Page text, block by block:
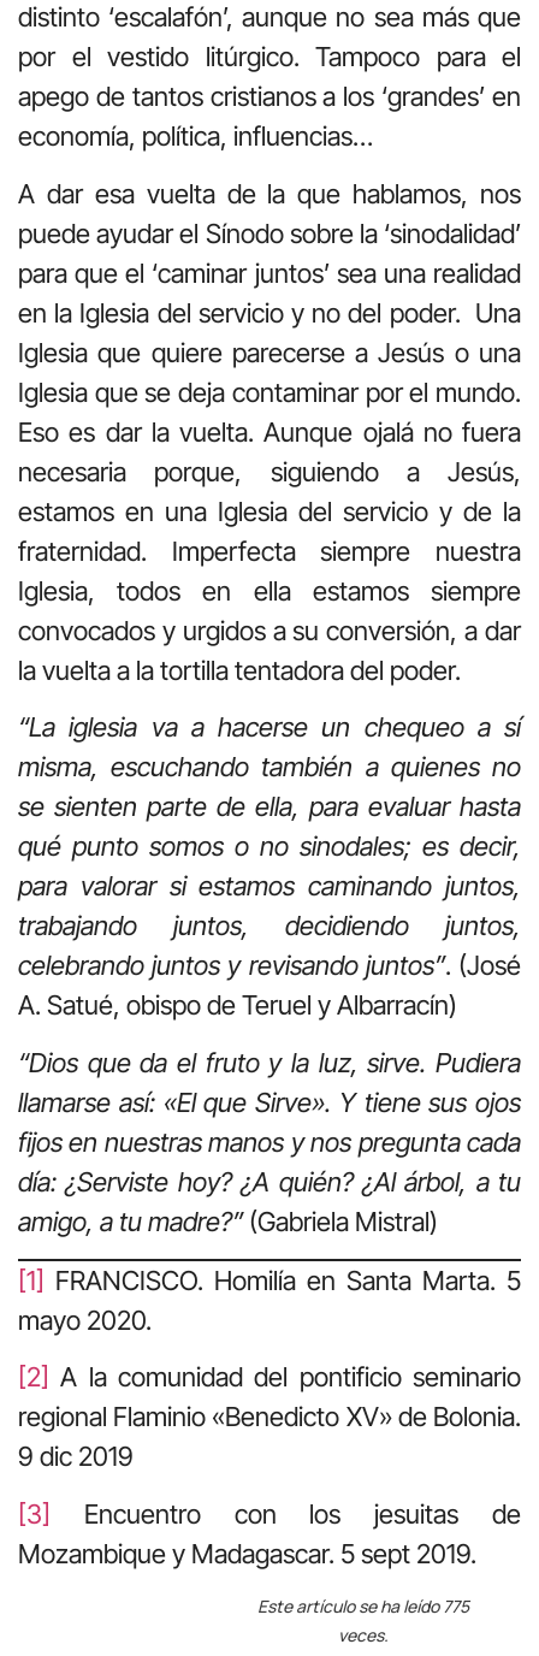
distinto ‘escalafón’, aunque no sea más que
por el vestido litúrgico. Tampoco para el
apego de tantos cristianos a los ‘grandes’ en
economía, política, influencias…
A dar esa vuelta de la que hablamos, nos
puede ayudar el Sínodo sobre la ‘sinodalidad’
para que el ‘caminar juntos’ sea una realidad
en la Iglesia del servicio y no del poder. Una
Iglesia que quiere parecerse a Jesús o una
Iglesia que se deja contaminar por el mundo.
Eso es dar la vuelta. Aunque ojalá no fuera
necesaria porque, siguiendo a Jesús,
estamos en una Iglesia del servicio y de la
fraternidad. Imperfecta siempre nuestra
Iglesia, todos en ella estamos siempre
convocados y urgidos a su conversión, a dar
la vuelta a la tortilla tentadora del poder.
“La iglesia va a hacerse un chequeo a sí
misma, escuchando también a quienes no
se sienten parte de ella, para evaluar hasta
qué punto somos o no sinodales; es decir,
para valorar si estamos caminando juntos,
trabajando juntos, decidiendo juntos,
celebrando juntos y revisando juntos”. (José
A. Satué, obispo de Teruel y Albarracín)
“Dios que da el fruto y la luz, sirve. Pudiera
llamarse así: «El que Sirve». Y tiene sus ojos
fijos en nuestras manos y nos pregunta cada
día: ¿Serviste hoy? ¿A quién? ¿Al árbol, a tu
amigo, a tu madre?”(Gabriela Mistral)
[1] FRANCISCO. Homilía en Santa Marta. 5
mayo 2020.
[2] A la comunidad del pontificio seminario
regional Flaminio «Benedicto XV» de Bolonia.
9 dic 2019
[3]
Encuentro con los jesuitas de
Mozambique y Madagascar. 5 sept 2019.
Este artículo se ha leído 775
veces.